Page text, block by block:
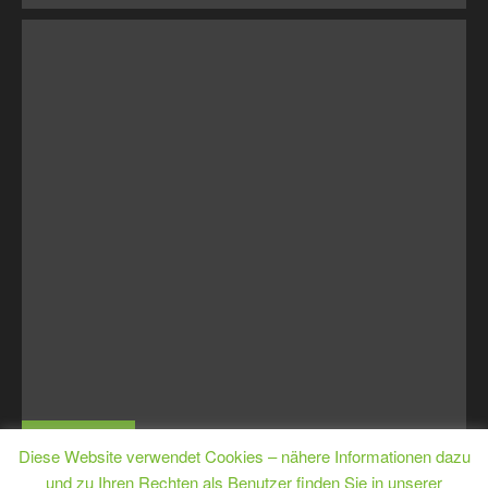
MJugE
Diese Website verwendet Cookies – nähere Informationen dazu
und zu Ihren Rechten als Benutzer finden Sie in unserer